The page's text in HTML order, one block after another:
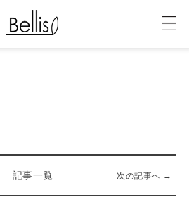
記事一覧 次の記事へ →